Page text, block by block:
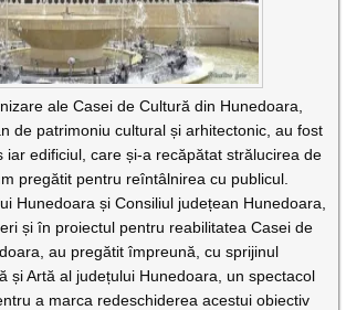
ale Casei de Cultură din Hunedoara,
de patrimoniu cultural și arhitectonic, au fost
iar edificiul, care și-a recăpătat strălucirea de
pregătit pentru reîntâlnirea cu publicul.
Hunedoara și Consiliul județean Hunedoara,
și în proiectul pentru reabilitatea Casei de
au pregătit împreună, cu sprijinul
și Artă al județului Hunedoara, un spectacol
a marca redeschiderea acestui obiectiv